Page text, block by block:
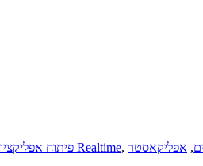
פיתוח אפליקציות Realtime, , אפליקאסטר